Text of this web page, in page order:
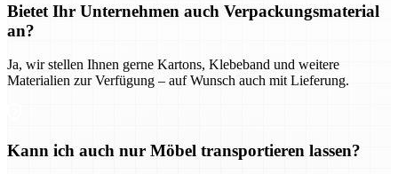
Bietet Ihr Unternehmen auch Verpackungsmaterial
an?
Ja, wir stellen Ihnen gerne Kartons, Klebeband und weitere
Materialien zur Verfügung – auf Wunsch auch mit Lieferung.
Kann ich auch nur Möbel transportieren lassen?